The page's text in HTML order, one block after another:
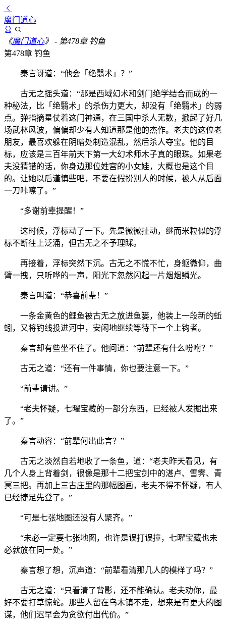
魔门道心
《魔门道心》
- 第478章 钓鱼
第478章 钓鱼
秦言讶道：“他会「绝翳术」？”
古无之摇头道：“那是西域幻术和剑门绝学结合而成的一
种秘法，比「绝翳术」的杀伤力更大，却没有「绝翳术」的弱
点。弹指摘星仗着这门神通，在三国中杀人无数，掀起了好几
场武林风波，偏偏却少有人知道那是他的杰作。老夫的这位老
朋友，最喜欢躲在阴暗处制造混乱，然后杀人夺宝。他的目
标，应该是三百年前天下第一大幻术师木子真的眼珠。如果老
夫没猜错的话，你身边那位姓宫的小女娃，大概也是这个目
的。让她以后谨慎些吧，不要在假扮别人的时候，被人从后面
一刀咔嚓了。”
“多谢前辈提醒！”
这时候，浮标动了一下。先是微微扯动，继而米粒似的浮
标不断往上泛涌，但古无之不予理睬。
再接着，浮标突然下沉。古无之不慌不忙，身躯微仰，曲
臂一拽，只听哗的一声，阳光下忽然闪起一片烟烟鳞光。
秦言叫道：“恭喜前辈！”
一条金黄色的鲤鱼被古无之放进鱼篓，他装上一段新的蚯
蚓，又将钓线投进河中，安闲地继续等待下一个上钩者。
秦言却有些坐不住了。他问道：“前辈还有什么吩咐？”
古无之道：“还有一件事情，你也要注意一下。”
“前辈请讲。”
“老夫怀疑，七曜宝藏的一部分东西，已经被人发掘出来
了。”
秦言动容：“前辈何出此言？”
古无之淡然自若地收了一条鱼，道：“老夫昨天看见，有
几个人身上背着剑，很像是那十二把宝剑中的湛卢、雪霁、青
冥三把。再加上三古庄里的那幅图画，老夫不得不怀疑，有人
已经捷足先登了。”
“可是七张地图还没有人聚齐。”
“未必一定要七张地图，也许是误打误撞，七曜宝藏也未
必就放在同一处。”
秦言想了想，沉声道：“前辈看清那几人的模样了吗？”
古无之道：“只看清了背影，还不能确认。老夫劝你，最
好不要打草惊蛇。那些人留在乌木镇不走，想来是有更大的图
谋，他们迟早会为贪欲付出代价。”